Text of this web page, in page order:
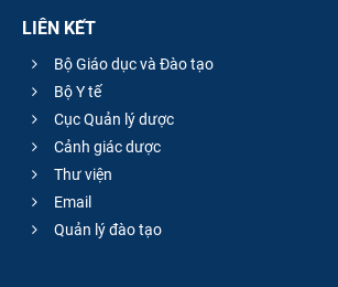
LIÊN KẾT
Bộ Giáo dục và Đào tạo
Bộ Y tế
Cục Quản lý dược
Cảnh giác dược
Thư viện
Email
Quản lý đào tạo